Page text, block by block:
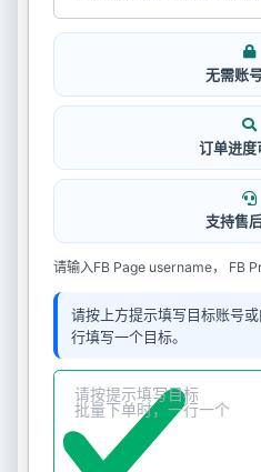
无需账
订单进度
支持售
请输入FB Page username， FB
请按上方提示填写目标账号
行填写一个目标。